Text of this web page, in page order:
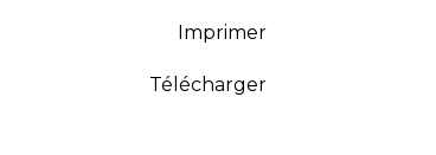
Imprimer
Télécharger